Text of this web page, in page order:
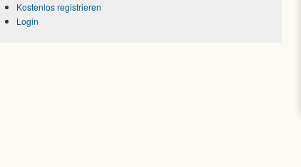
Kostenlos registrieren
Login